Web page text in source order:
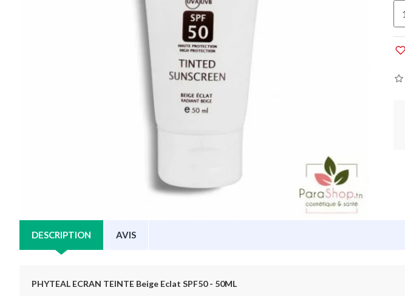
DESCRIPTION AVIS
PHYTEAL ECRAN TEINTE Beige Eclat SPF50 - 50ML